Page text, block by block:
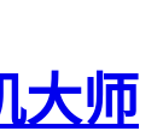
大师